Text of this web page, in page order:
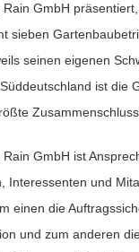
GmbH
sieben
seinen eigenen
ist die
Zusammenschluss
GmbH ist
Interessenten und
einen die
und zum anderen